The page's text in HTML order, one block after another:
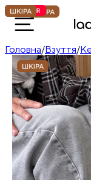
Головна/Взуття/